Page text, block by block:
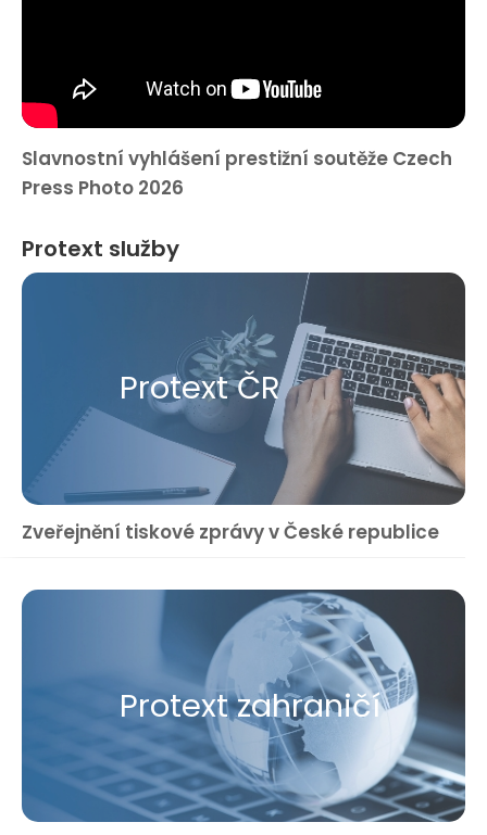
Slavnostní vyhlášení prestižní soutěže Czech
Press Photo 2026
Protext služby
Protext ČR
Zveřejnění tiskové zprávy v České republice
Protext zahraničí